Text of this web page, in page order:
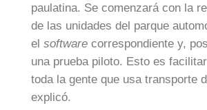
paulatina. Se comenzará con la
de las unidades del parque
el software correspondiente y,
una prueba piloto. Esto es
toda la gente que usa transporte
explicó.